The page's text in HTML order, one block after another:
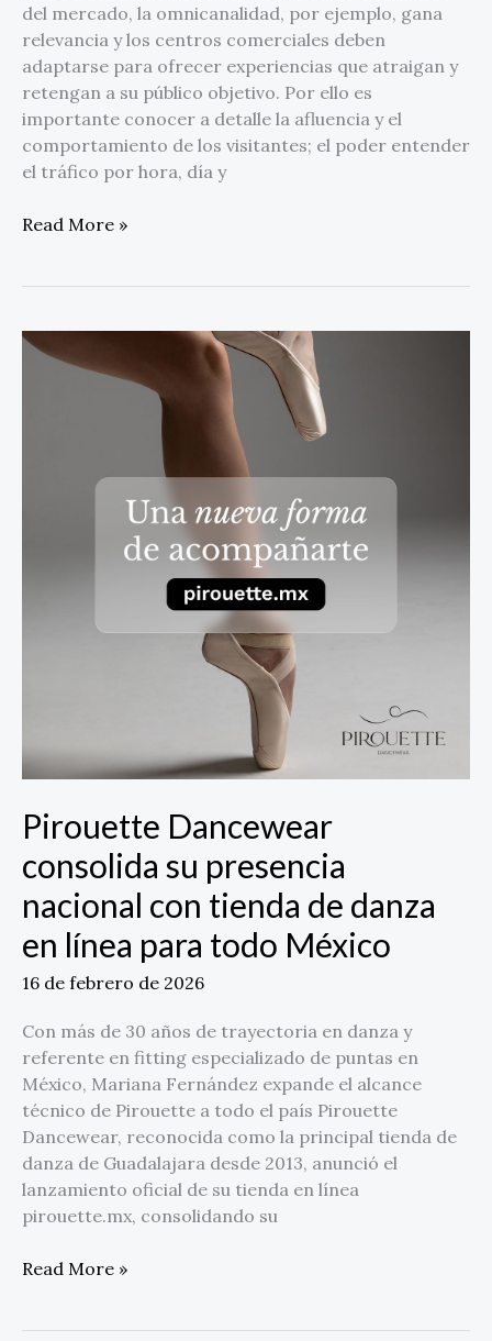
del mercado, la omnicanalidad, por ejemplo, gana
relevancia y los centros comerciales deben
adaptarse para ofrecer experiencias que atraigan y
retengan a su público objetivo. Por ello es
importante conocer a detalle la afluencia y el
comportamiento de los visitantes; el poder entender
el tráfico por hora, día y
de
Sensormatic
Solutions
Read More »
Pirouette Dancewear
consolida su presencia
nacional con tienda de danza
en línea para todo México
16 de febrero de 2026
Con más de 30 años de trayectoria en danza y
referente en fitting especializado de puntas en
México, Mariana Fernández expande el alcance
técnico de Pirouette a todo el país Pirouette
Dancewear, reconocida como la principal tienda de
danza de Guadalajara desde 2013, anunció el
lanzamiento oficial de su tienda en línea
pirouette.mx, consolidando su
Pirouette
Dancewear
Read More »